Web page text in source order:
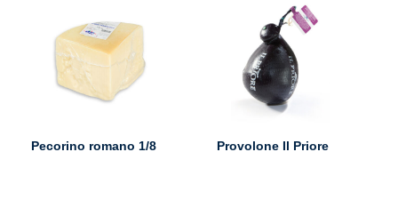
Pecorino romano 1/8 Provolone Il Priore